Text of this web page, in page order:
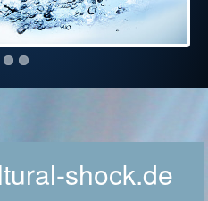
shock.de